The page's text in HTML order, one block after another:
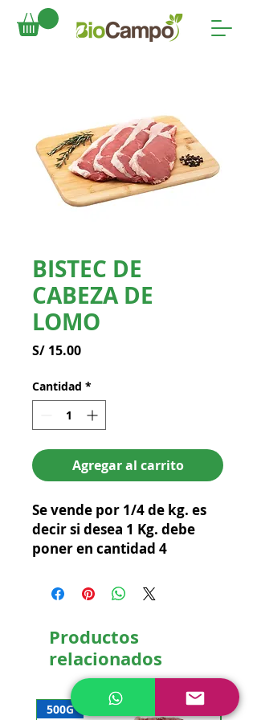
BISTEC DE
CABEZA DE
LOMO
S/ 15.00Precio
Cantidad *
Agregar al carrito
Se vende por 1/4 de kg. es
decir si desea 1 Kg. debe
poner en cantidad 4
Productos
relacionados
500G